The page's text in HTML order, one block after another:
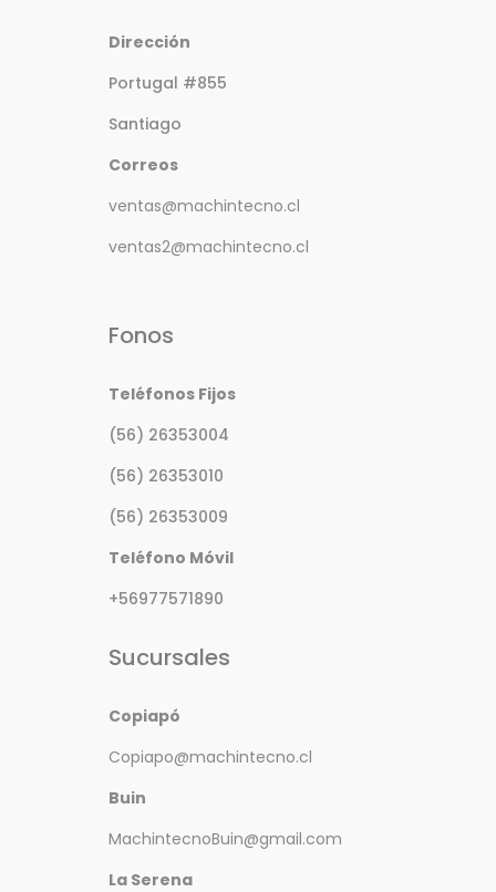
Dirección
Portugal #855
Santiago
Correos
ventas@machintecno.cl
ventas2@machintecno.cl
Fonos
Teléfonos Fijos
(56) 26353004
(56) 26353010
(56) 26353009
Teléfono Móvil
+56977571890
Sucursales
Copiapó
Copiapo@machintecno.cl
Buin
MachintecnoBuin@gmail.com
La Serena